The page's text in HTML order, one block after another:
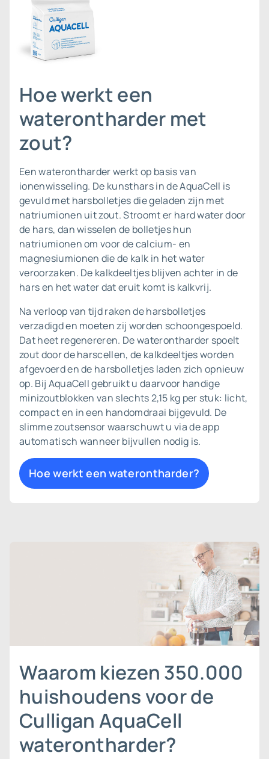
Hoe werkt een
waterontharder met
zout?
Een waterontharder werkt op basis van
ionenwisseling. De kunsthars in de AquaCell is
gevuld met harsbolletjes die geladen zijn met
natriumionen uit zout. Stroomt er hard water door
de hars, dan wisselen de bolletjes hun
natriumionen om voor de calcium- en
magnesiumionen die de kalk in het water
veroorzaken. De kalkdeeltjes blijven achter in de
hars en het water dat eruit komt is kalkvrij.
Na verloop van tijd raken de harsbolletjes
verzadigd en moeten zij worden schoongespoeld.
Dat heet regenereren. De waterontharder spoelt
zout door de harscellen, de kalkdeeltjes worden
afgevoerd en de harsbolletjes laden zich opnieuw
op. Bij AquaCell gebruikt u daarvoor handige
minizoutblokken van slechts 2,15 kg per stuk: licht,
compact en in een handomdraai bijgevuld. De
slimme zoutsensor waarschuwt u via de app
automatisch wanneer bijvullen nodig is.
Hoe werkt een waterontharder?
Waarom kiezen 350.000
huishoudens voor de
Culligan AquaCell
waterontharder?